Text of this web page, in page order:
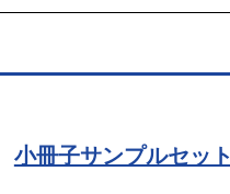
小冊子サンプルセット